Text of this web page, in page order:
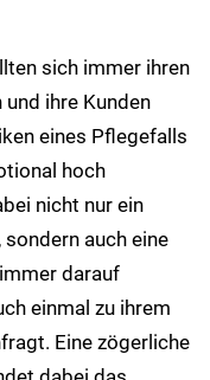
sich immer ihren
ihre Kunden
eines Pflegefalls
hoch
nicht nur ein
auch eine
darauf
einmal zu ihrem
Eine zögerliche